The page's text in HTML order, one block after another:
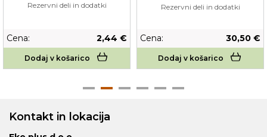
Rezervni deli in dodatki
Cena: 2,44 €
Dodaj v košarico
Rezervni deli in dodatki
Cena: 30,50 €
Dodaj v košarico
Kontakt in lokacija